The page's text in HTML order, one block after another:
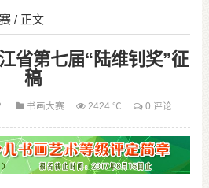
/ 正文
省第七届“陆维钊奖”征
稿
书画大赛 2424 ℃ 0 评论